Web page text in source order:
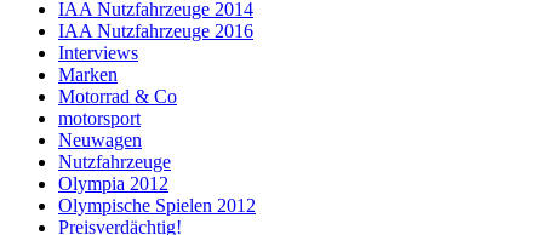
IAA Nutzfahrzeuge 2014
IAA Nutzfahrzeuge 2016
Interviews
Marken
Motorrad & Co
motorsport
Neuwagen
Nutzfahrzeuge
Olympia 2012
Olympische Spielen 2012
Preisverdächtig!